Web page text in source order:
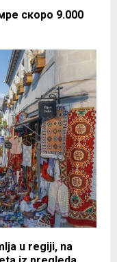
скоро 9.000
u regiji, na